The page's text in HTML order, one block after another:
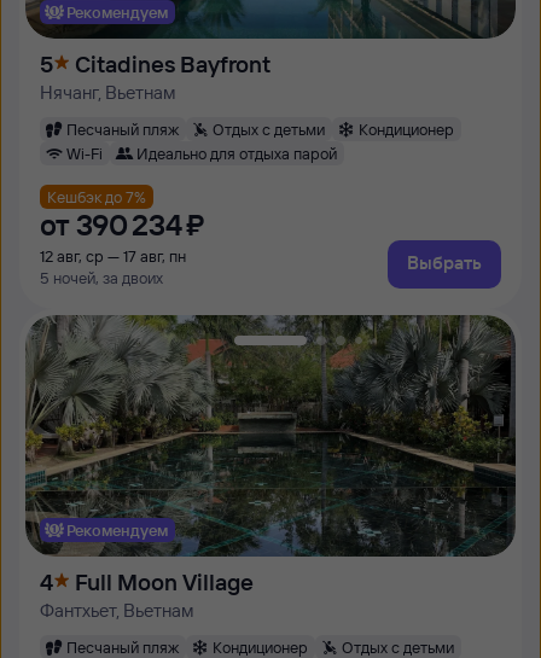
Рекомендуем
5 Citadines Bayfront
Нячанг, Вьетнам
Песчаный пляж Отдых с детьми
Кондиционер
Wi-Fi
Идеально для отдыха парой
Кешбэк до 7%
от 390 ⁠234 ⁠₽
12 авг, ср — 17 авг, пн
5 ночей, за двоих
Выбрать
Рекомендуем
4 Full Moon Village
Фантхьет, Вьетнам
Песчаный пляж Кондиционер
Отдых с детьми